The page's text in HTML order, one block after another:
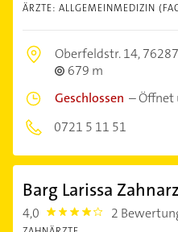
ÄRZTE: ALLGEMEINMEDIZIN
Oberfeldstr. 14,
679 m
Geschlossen –Öffnet
0721 5 11 51
Barg Larissa
4,0 4.0 2